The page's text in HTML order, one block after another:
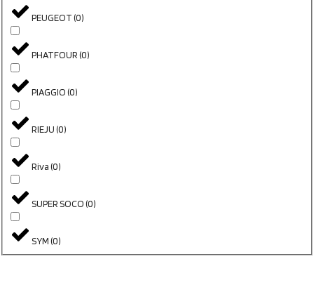
PEUGEOT(0)
PHATFOUR(0)
PIAGGIO(0)
RIEJU(0)
Riva(0)
SUPER SOCO(0)
SYM(0)